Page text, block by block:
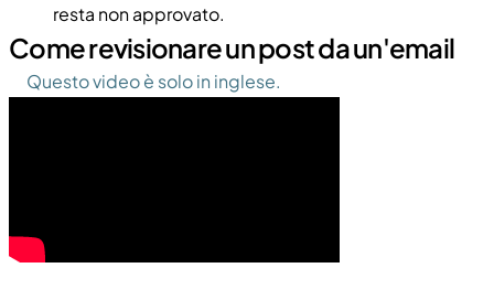
resta non approvato.
Come revisionare un post da un'email
Questo video è solo in inglese.